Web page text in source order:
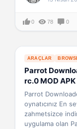
0 78 0
ARAÇLAR
Parrot
rc.0 MOD APK
Parrot
oynatıcınız En
zahmetsizce
uygulama olan